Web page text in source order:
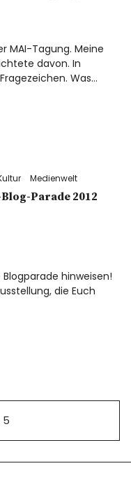
MAI-Tagung. Meine
davon. In
Was…
Medienwelt
Parade 2012
hinweisen!
die Euch
5